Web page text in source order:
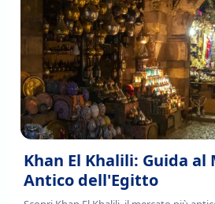
Khan El Khalili: Guida al
Antico dell'Egitto